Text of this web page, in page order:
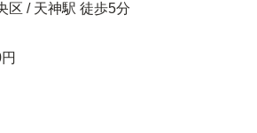
区 / 天神駅 徒歩5分